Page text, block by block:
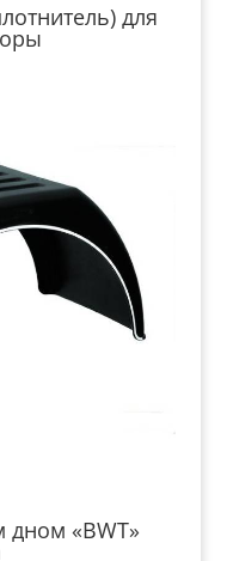
для
дном «BWT»